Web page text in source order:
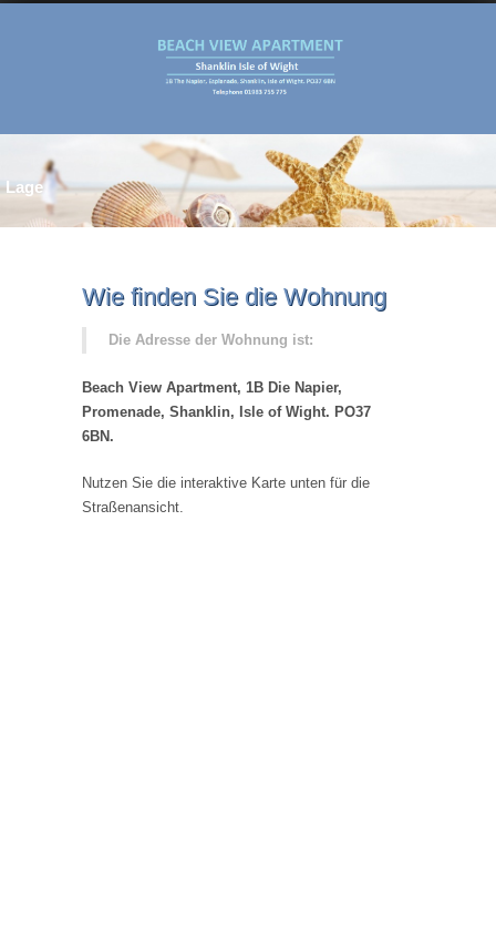
Lage
Wie finden Sie die Wohnung
Die Adresse der Wohnung ist:
Beach View Apartment, 1B Die Napier,
Promenade, Shanklin, Isle of Wight. PO37
6BN.
Nutzen Sie die interaktive Karte unten für die
Straßenansicht.